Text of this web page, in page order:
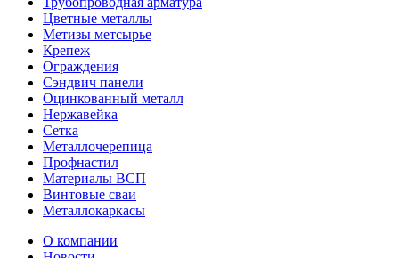
Цветные металлы
Метизы метсырье
Крепеж
Ограждения
Сэндвич панели
Оцинкованный металл
Нержавейка
Сетка
Металлочерепица
Профнастил
Материалы ВСП
Винтовые сваи
Металлокаркасы
О компании